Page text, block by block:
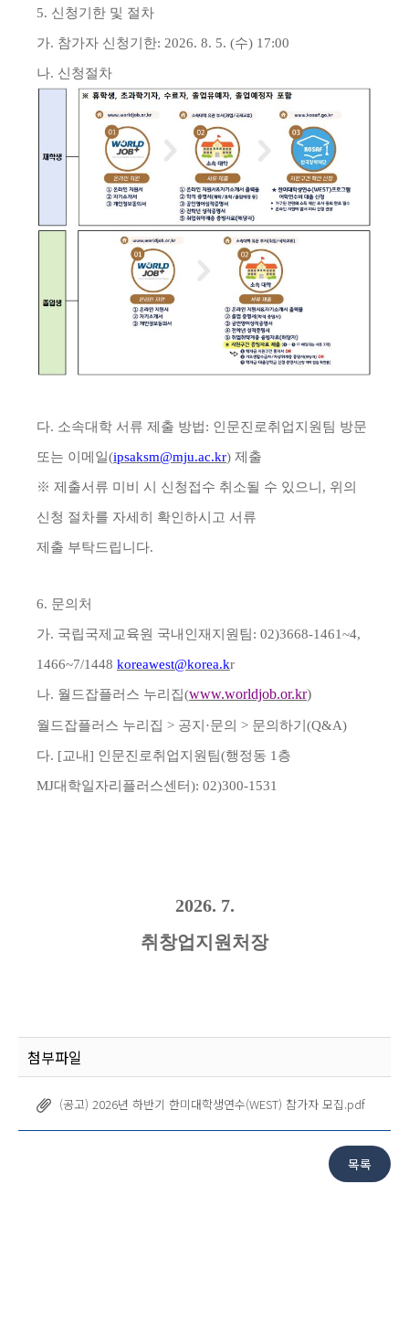
5. 신청기한 및 절차
가. 참가자 신청기한: 2026. 8. 5. (수) 17:00
나. 신청절차
다. 소속대학 서류 제출 방법: 인문진로취업지원팀 방문
또는 이메일(ipsaksm@mju.ac.kr) 제출
※ 제출서류 미비 시 신청접수 취소될 수 있으니 , 위의
신청 절차를 자세히 확인하시고 서류
제출 부탁드립니다.
6. 문의처
가. 국립국제교육원 국내인재지원팀: 02)3668-1461~4,
1466~7/1448 koreawest@korea.kr
나. 월드잡플러스 누리집(www.worldjob.or.kr)
월드잡플러스 누리집 > 공지 ·문의 > 문의하기 (Q&A)
다. [교내] 인문진로취업지원팀(행정동 1 층
MJ대학일자리플러스센터): 02)300-1531
2026. 7.
취창업지원처장
첨부파일
(공고) 2026년 하반기 한미대학생연수(WEST) 참가자 모집.pdf